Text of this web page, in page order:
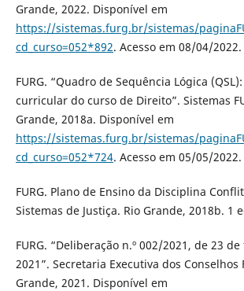
Grande, 2022. Disponível em
https://sistemas.furg.br/sistemas/
cd_curso=052*892. Acesso em 08/04/2022.
FURG. “Quadro de Sequência Lógica
curricular do curso de Direito”. Sistemas
Grande, 2018a. Disponível em
https://sistemas.furg.br/sistemas/
cd_curso=052*724. Acesso em 05/05/2022.
FURG. Plano de Ensino da Disciplina
Sistemas de Justiça. Rio Grande, 2018b. 1
FURG. “Deliberação n.º 002/2021, de 23
2021”. Secretaria Executiva dos Conselhos
Grande, 2021. Disponível em